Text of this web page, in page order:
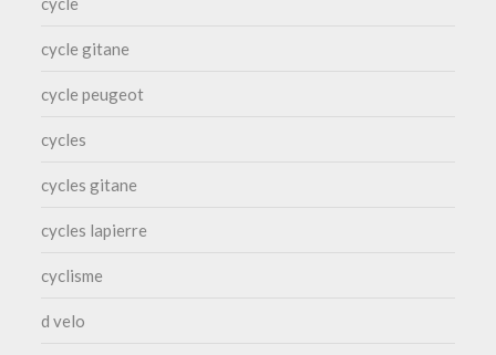
cycle gitane
cycle peugeot
cycles
cycles gitane
cycles lapierre
cyclisme
d velo